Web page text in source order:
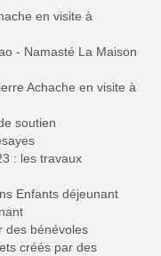
en visite à
- Namasté La Maison
Achache en visite à
soutien
: les travaux
Enfants déjeunant
des bénévoles
créés par des